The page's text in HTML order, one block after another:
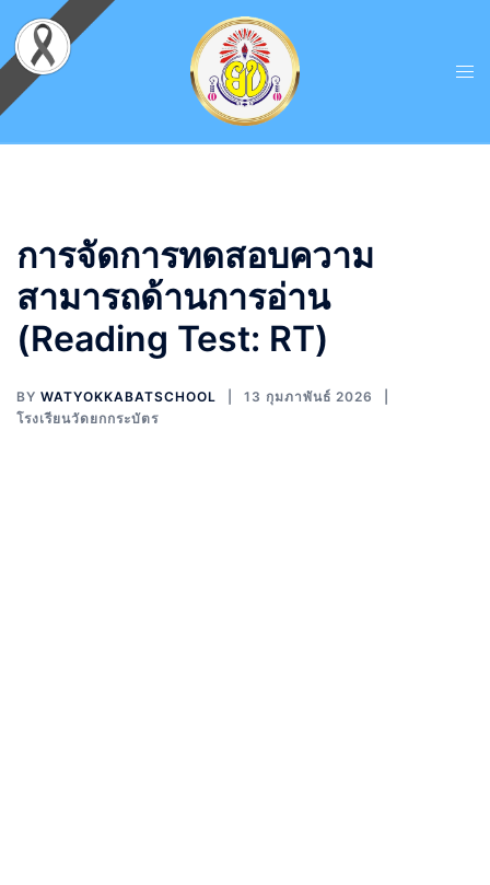
การจัดการทดสอบความ
สามารถด้านการอ่าน
(Reading Test: RT)
BY WATYOKKABATSCHOOL
13 กุมภาพันธ์ 2026
โรงเรียนวัดยกกระบัตร